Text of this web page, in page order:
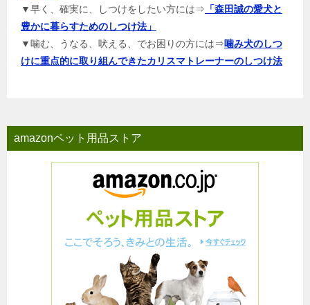
▼早く、確実に、しつけをしたい方には⇒ 「森田誠の愛犬と
豊かに暮らすためのしつけ法」
▼噛む、うなる、吠える、でお困りの方には⇒噛み犬のしつ
けに重点的に取り組んできたカリスマトレーナーのしつけ法
amazonペット用品ストア